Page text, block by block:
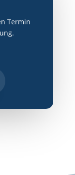
Termin